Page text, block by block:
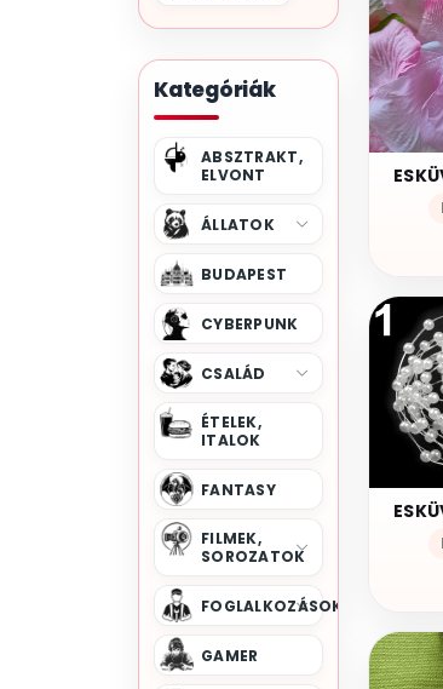
Kategóriák
ABSZTRAKT,
ELVONT
ÁLLATOK
BUDAPEST
CYBERPUNK
CSALÁD
ÉTELEK,
ITALOK
FANTASY
FILMEK,
SOROZATOK
FOGLALKOZÁSOK
GAMER